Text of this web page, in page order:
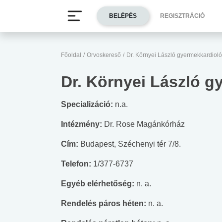
Főoldal / Orvoskereső / Dr. Környei László
Dr. Környei László
Specializáció: n.a.
Intézmény: Dr. Rose Magánkórház
Cím: Budapest, Széchenyi tér 7/8.
Telefon: 1/377-6737
Egyéb elérhetőség: n. a.
Rendelés páros héten: n. a.
BELÉPÉS REGISZTRÁCIÓ